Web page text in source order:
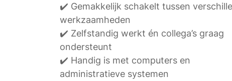
✔️ Gemakkelijk schakelt tussen
werkzaamheden
✔️ Zelfstandig werkt én collega’s graag
ondersteunt
✔️ Handig is met computers en
administratieve systemen